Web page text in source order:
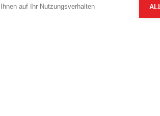
auf Ihr Nutzungsverhalten